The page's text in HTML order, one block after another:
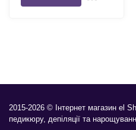
2015-2026 © Інтернет магазин el
педикюру, депіляції та